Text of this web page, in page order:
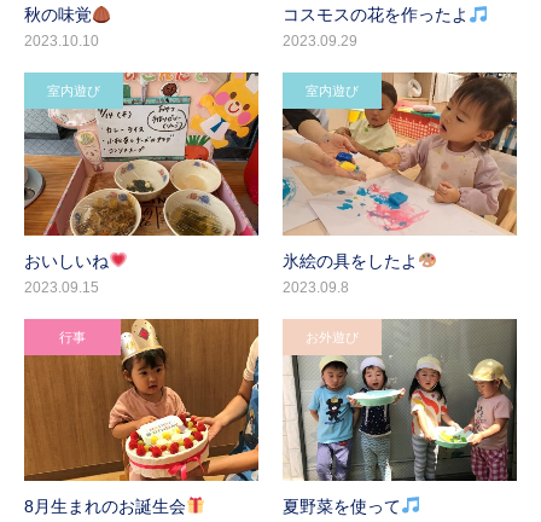
秋の味覚
2023.10.10
コスモスの花を作ったよ
2023.09.29
室内遊び
おいしいね
2023.09.15
室内遊び
氷絵の具をしたよ
2023.09.8
行事
8月生まれのお誕生会
お外遊び
夏野菜を使って